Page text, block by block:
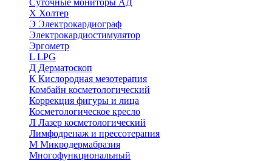
Суточные мониторы АД
Х Холтер
Э Электрокардиограф
Электрокардиостимулятор
Эргометр
L LPG
Д Дерматоскоп
К Кислородная мезотерапия
Комбайн косметологический
Коррекция фигуры и лица
Косметологическое кресло
Л Лазер косметологический
Лимфодренаж и прессотерапия
М Микродермабразия
Многофункциональный